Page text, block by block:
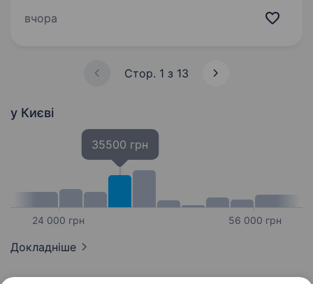
яка вже понад 20 років створює інноваційні
вчора
Стор. 1 з 13
у Києві
24 000 грн
35500 грн
56 000 грн
Докладніше